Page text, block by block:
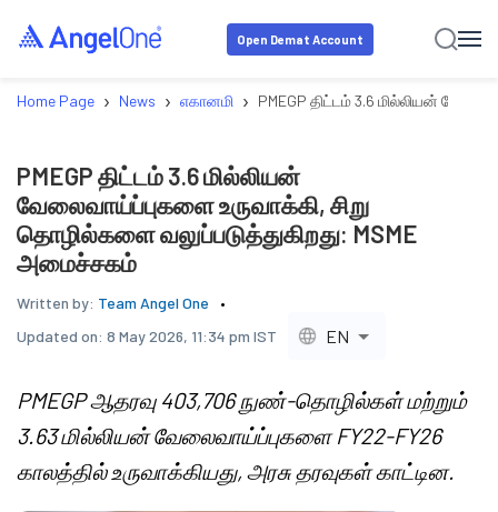
Open Demat Account
Home Page › News › எகானமி › PMEGP திட்டம் 3.6 மில்லியன்
PMEGP திட்டம் 3.6 மில்லியன்
வேலைவாய்ப்புகளை உருவாக்கி, சிறு
தொழில்களை வலுப்படுத்துகிறது: MSME
அமைச்சகம்
Written by: Team Angel One
Updated on: 8 May 2026, 11:34 pm IST EN
PMEGP ஆதரவு 403,706 நுண்-தொழில்கள் மற்றும்
3.63 மில்லியன் வேலைவாய்ப்புகளை FY22-FY26
காலத்தில் உருவாக்கியது, அரசு தரவுகள் காட்டின.